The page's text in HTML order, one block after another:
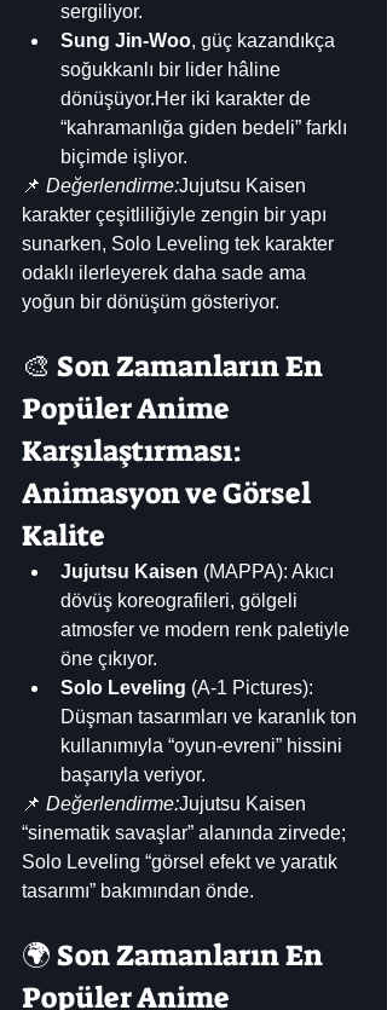
sergiliyor.
Sung Jin-Woo, güç kazandıkça
soğukkanlı bir lider hâline
dönüşüyor.Her iki karakter de
“kahramanlığa giden bedeli” farklı
biçimde işliyor.
📌 Değerlendirme:Jujutsu Kaisen
karakter çeşitliliğiyle zengin bir yapı
sunarken, Solo Leveling tek karakter
odaklı ilerleyerek daha sade ama
yoğun bir dönüşüm gösteriyor.
🎨 Son Zamanların En
Popüler Anime
Karşılaştırması:
Animasyon ve Görsel
Kalite
Jujutsu Kaisen (MAPPA): Akıcı
dövüş koreografileri, gölgeli
atmosfer ve modern renk paletiyle
öne çıkıyor.
Solo Leveling (A-1 Pictures):
Düşman tasarımları ve karanlık ton
kullanımıyla “oyun-evreni” hissini
başarıyla veriyor.
📌 Değerlendirme:Jujutsu Kaisen
“sinematik savaşlar” alanında zirvede;
Solo Leveling “görsel efekt ve yaratık
tasarımı” bakımından önde.
🌍 Son Zamanların En
Popüler Anime